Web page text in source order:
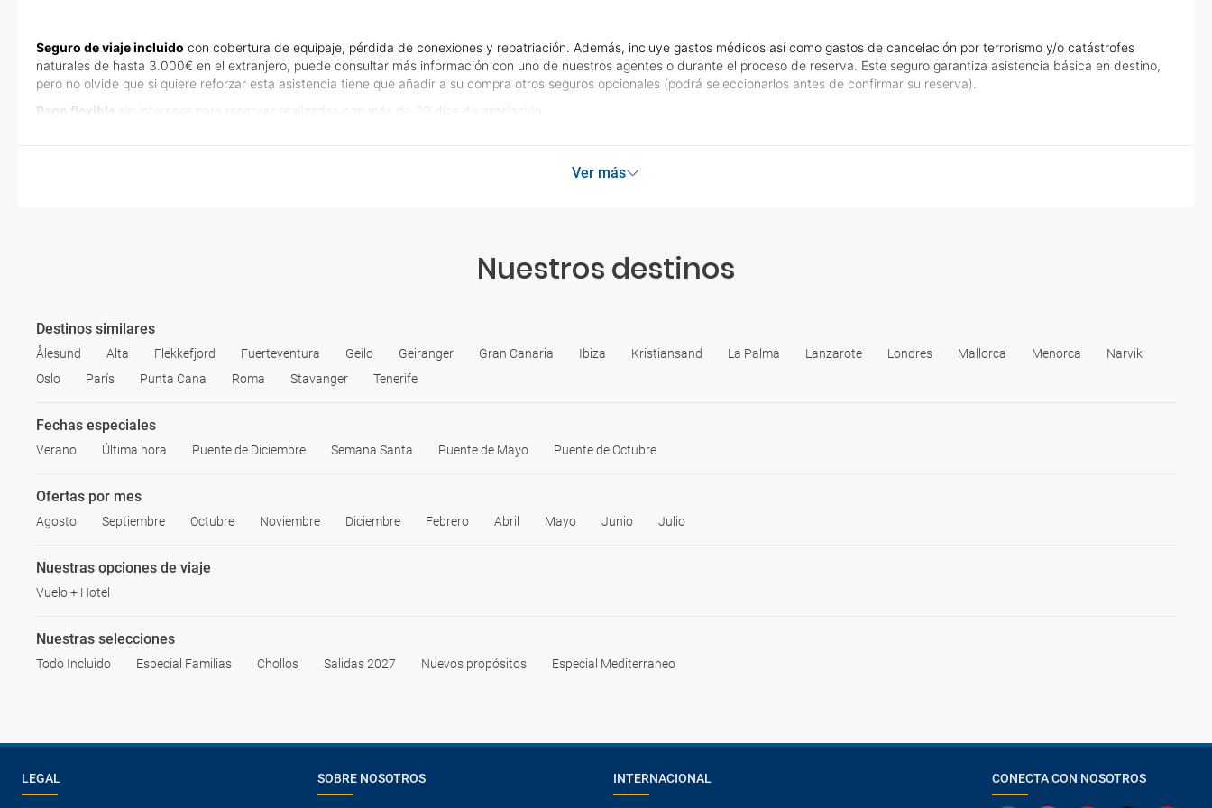
Seguro de viaje incluido con cobertura de equipaje, pérdida de conexiones y repatriación. Además, incluye gastos médicos así como gastos de cancelación por terrorismo y/o catástrofes
naturales de hasta 3.000€ en el extranjero, puede consultar más información con uno de nuestros agentes o durante el proceso de reserva. Este seguro garantiza asistencia básica en destino,
pero no olvide que si quiere reforzar esta asistencia tiene que añadir a su compra otros seguros opcionales (podrá seleccionarlos antes de confirmar su reserva).
Pago flexible
sin intereses para reservas realizadas con más de 30 días de antelación.
Ver más
Nuestros destinos
Destinos similares
Ålesund Alta Flekkefjord Fuerteventura Geilo Geiranger Gran Canaria Ibiza Kristiansand La Palma Lanzarote Londres Mallorca Menorca
Narvik
Oslo
París Punta Cana Roma Stavanger Tenerife
Fechas especiales
Verano Última hora Puente de Diciembre Semana Santa Puente de Mayo Puente de Octubre
Ofertas por mes
Agosto Septiembre Octubre Noviembre Diciembre Febrero Abril Mayo Junio Julio
Nuestras opciones de viaje
Vuelo + Hotel
Nuestras selecciones
Todo Incluido Especial Familias Chollos Salidas 2027 Nuevos propósitos Especial Mediterraneo
LEGAL SOBRE NOSOTROS INTERNACIONAL CONECTA CON NOSOTROS